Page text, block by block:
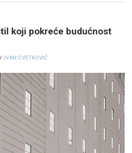
koji pokreće budućnost
IVAN CVETKOVIĆ